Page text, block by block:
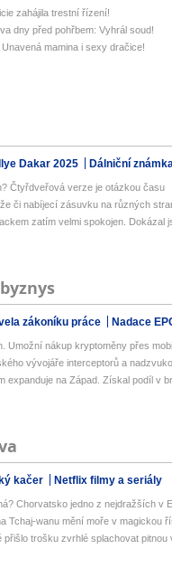
zahájila trestní řízení!
dny před pohřbem: Vyhrál soud!
mamina i sexy dračice!
Dakar 2025 Dálniční
Čtyřdveřová verze je otázkou času
či nabíjecí zásuvku na různých
zatím velmi spokojen. Dokázal
zákoníku práce Nadace
Umožní nákup kryptoměny přes
vývojáře interceptorů a
expanduje na Západ. Získal podíl v
kačer Netflix filmy a seriály
Chorvatsko jedno z nejdražších v
Tchaj-wanu mění moře v magickou
trošku zvrhlé splachovat pitnou